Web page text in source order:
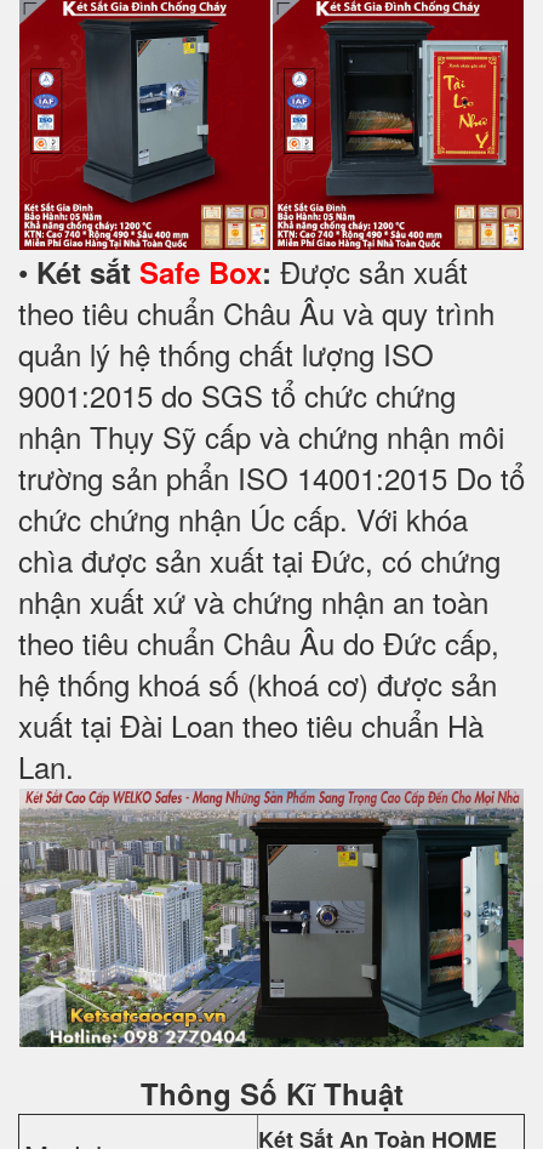
• Két sắt Safe Box: Được sản xuất
theo tiêu chuẩn Châu Âu và quy trình
quản lý hệ thống chất lượng ISO
9001:2015 do SGS tổ chức chứng
nhận Thụy Sỹ cấp và chứng nhận môi
trường sản phẩn ISO 14001:2015 Do tổ
chức chứng nhận Úc cấp. Với khóa
chìa được sản xuất tại Đức, có chứng
nhận xuất xứ và chứng nhận an toàn
theo tiêu chuẩn Châu Âu do Đức cấp,
hệ thống khoá số (khoá cơ) được sản
xuất tại Đài Loan theo tiêu chuẩn Hà
Lan.
Thông Số Kĩ Thuật
Két Sắt An Toàn HOME